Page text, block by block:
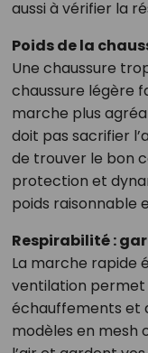
aussi à vérifier la
Poids de la
Une chaussure
chaussure légère
marche plus
doit pas sacrifier
de trouver le bon
protection et
poids raisonnable
Respirabilité :
La marche rapide
ventilation permet
échauffements et
modèles en mesh